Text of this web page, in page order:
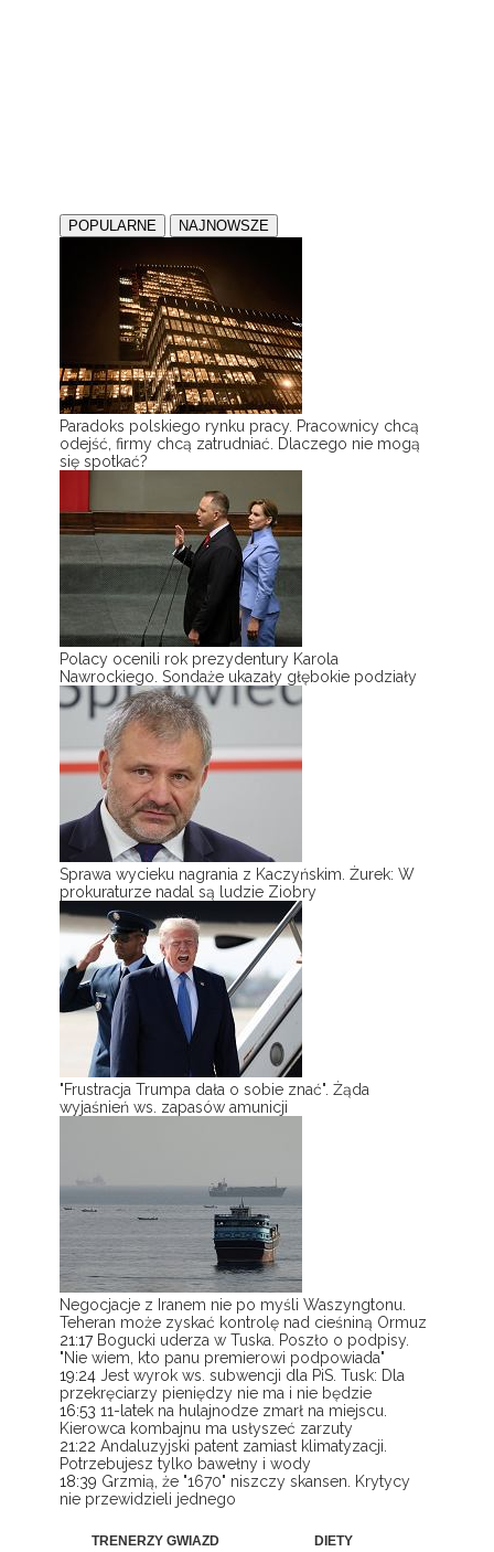
POPULARNE NAJNOWSZE
Paradoks polskiego rynku pracy. Pracownicy chcą
odejść, firmy chcą zatrudniać. Dlaczego nie mogą
się spotkać?
Polacy ocenili rok prezydentury Karola
Nawrockiego. Sondaże ukazały głębokie podziały
Sprawa wycieku nagrania z Kaczyńskim. Żurek: W
prokuraturze nadal są ludzie Ziobry
"Frustracja Trumpa dała o sobie znać". Żąda
wyjaśnień ws. zapasów amunicji
Negocjacje z Iranem nie po myśli Waszyngtonu.
Teheran może zyskać kontrolę nad cieśniną Ormuz
21:17 Bogucki uderza w Tuska. Poszło o podpisy.
"Nie wiem, kto panu premierowi podpowiada"
19:24 Jest wyrok ws. subwencji dla PiS. Tusk: Dla
przekręciarzy pieniędzy nie ma i nie będzie
16:53 11-latek na hulajnodze zmarł na miejscu.
Kierowca kombajnu ma usłyszeć zarzuty
21:22 Andaluzyjski patent zamiast klimatyzacji.
Potrzebujesz tylko bawełny i wody
18:39 Grzmią, że "1670" niszczy skansen. Krytycy
nie przewidzieli jednego
TRENERZY GWIAZD DIETY